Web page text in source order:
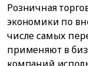
Розничная
экономики по
числе самых
применяют в